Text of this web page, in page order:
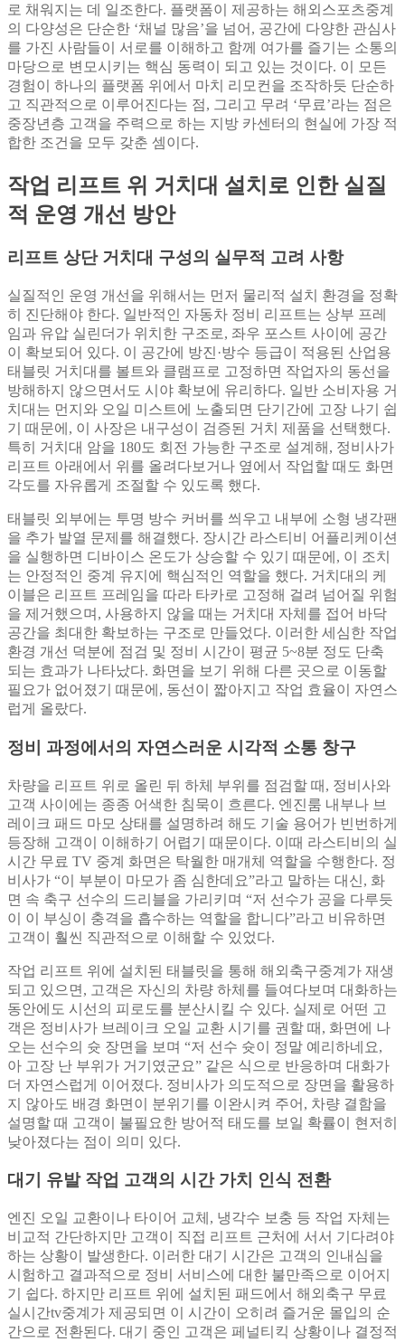
로 채워지는 데 일조한다. 플랫폼이 제공하는 해외스포츠중계
의 다양성은 단순한 ‘채널 많음’을 넘어, 공간에 다양한 관심사
를 가진 사람들이 서로를 이해하고 함께 여가를 즐기는 소통의
마당으로 변모시키는 핵심 동력이 되고 있는 것이다. 이 모든
경험이 하나의 플랫폼 위에서 마치 리모컨을 조작하듯 단순하
고 직관적으로 이루어진다는 점, 그리고 무려 ‘무료’라는 점은
중장년층 고객을 주력으로 하는 지방 카센터의 현실에 가장 적
합한 조건을 모두 갖춘 셈이다.
작업 리프트 위 거치대 설치로 인한 실질
적 운영 개선 방안
리프트 상단 거치대 구성의 실무적 고려 사항
실질적인 운영 개선을 위해서는 먼저 물리적 설치 환경을 정확
히 진단해야 한다. 일반적인 자동차 정비 리프트는 상부 프레
임과 유압 실린더가 위치한 구조로, 좌우 포스트 사이에 공간
이 확보되어 있다. 이 공간에 방진·방수 등급이 적용된 산업용
태블릿 거치대를 볼트와 클램프로 고정하면 작업자의 동선을
방해하지 않으면서도 시야 확보에 유리하다. 일반 소비자용 거
치대는 먼지와 오일 미스트에 노출되면 단기간에 고장 나기 쉽
기 때문에, 이 사장은 내구성이 검증된 거치 제품을 선택했다.
특히 거치대 암을 180도 회전 가능한 구조로 설계해, 정비사가
리프트 아래에서 위를 올려다보거나 옆에서 작업할 때도 화면
각도를 자유롭게 조절할 수 있도록 했다.
태블릿 외부에는 투명 방수 커버를 씌우고 내부에 소형 냉각팬
을 추가 발열 문제를 해결했다. 장시간 라스티비 어플리케이션
을 실행하면 디바이스 온도가 상승할 수 있기 때문에, 이 조치
는 안정적인 중계 유지에 핵심적인 역할을 했다. 거치대의 케
이블은 리프트 프레임을 따라 타카로 고정해 걸려 넘어질 위험
을 제거했으며, 사용하지 않을 때는 거치대 자체를 접어 바닥
공간을 최대한 확보하는 구조로 만들었다. 이러한 세심한 작업
환경 개선 덕분에 점검 및 정비 시간이 평균 5~8분 정도 단축
되는 효과가 나타났다. 화면을 보기 위해 다른 곳으로 이동할
필요가 없어졌기 때문에, 동선이 짧아지고 작업 효율이 자연스
럽게 올랐다.
정비 과정에서의 자연스러운 시각적 소통 창구
차량을 리프트 위로 올린 뒤 하체 부위를 점검할 때, 정비사와
고객 사이에는 종종 어색한 침묵이 흐른다. 엔진룸 내부나 브
레이크 패드 마모 상태를 설명하려 해도 기술 용어가 빈번하게
등장해 고객이 이해하기 어렵기 때문이다. 이때 라스티비의 실
시간 무료 TV 중계 화면은 탁월한 매개체 역할을 수행한다. 정
비사가 “이 부분이 마모가 좀 심한데요”라고 말하는 대신, 화
면 속 축구 선수의 드리블을 가리키며 “저 선수가 공을 다루듯
이 이 부싱이 충격을 흡수하는 역할을 합니다”라고 비유하면
고객이 훨씬 직관적으로 이해할 수 있었다.
작업 리프트 위에 설치된 태블릿을 통해 해외축구중계가 재생
되고 있으면, 고객은 자신의 차량 하체를 들여다보며 대화하는
동안에도 시선의 피로도를 분산시킬 수 있다. 실제로 어떤 고
객은 정비사가 브레이크 오일 교환 시기를 권할 때, 화면에 나
오는 선수의 슛 장면을 보며 “저 선수 슛이 정말 예리하네요,
아 고장 난 부위가 거기였군요” 같은 식으로 반응하며 대화가
더 자연스럽게 이어졌다. 정비사가 의도적으로 장면을 활용하
지 않아도 배경 화면이 분위기를 이완시켜 주어, 차량 결함을
설명할 때 고객이 불필요한 방어적 태도를 보일 확률이 현저히
낮아졌다는 점이 의미 있다.
대기 유발 작업 고객의 시간 가치 인식 전환
엔진 오일 교환이나 타이어 교체, 냉각수 보충 등 작업 자체는
비교적 간단하지만 고객이 직접 리프트 근처에 서서 기다려야
하는 상황이 발생한다. 이러한 대기 시간은 고객의 인내심을
시험하고 결과적으로 정비 서비스에 대한 불만족으로 이어지
기 쉽다. 하지만 리프트 위에 설치된 패드에서 해외축구 무료
실시간tv중계가 제공되면 이 시간이 오히려 즐거운 몰입의 순
간으로 전환된다. 대기 중인 고객은 페널티킥 상황이나 결정적